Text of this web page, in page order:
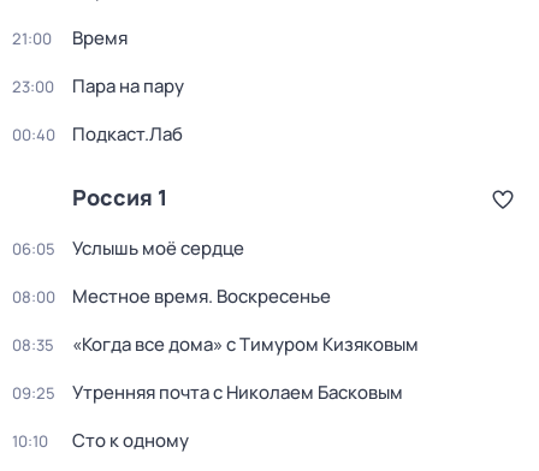
21:00 Время
23:00 Пара на пару
00:40 Подкаст.Лаб
Россия 1
06:05 Услышь моё сердце
08:00 Местное время. Воскресенье
08:35 «Когда все дома» с Тимуром Кизяковым
09:25 Утренняя почта с Николаем Басковым
10:10 Сто к одному